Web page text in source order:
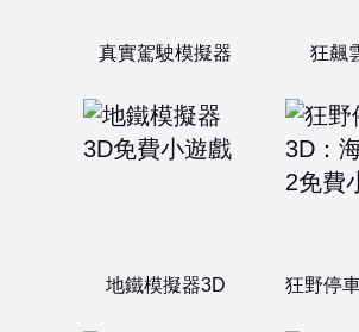
真實駕駛模擬器 狂飆
地鐵模擬器3D